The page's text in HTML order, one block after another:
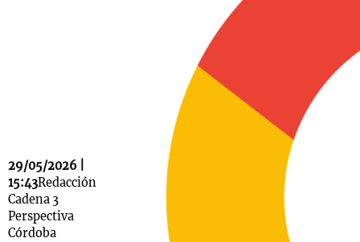
29/05/2026 |
15:43Redacción
Cadena 3
Perspectiva
Córdoba